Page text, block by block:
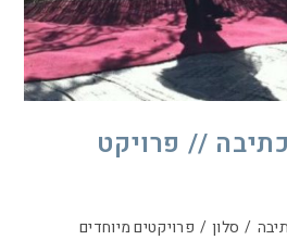
// פרויקט
/ סלון / פרויקטים מיוחדים